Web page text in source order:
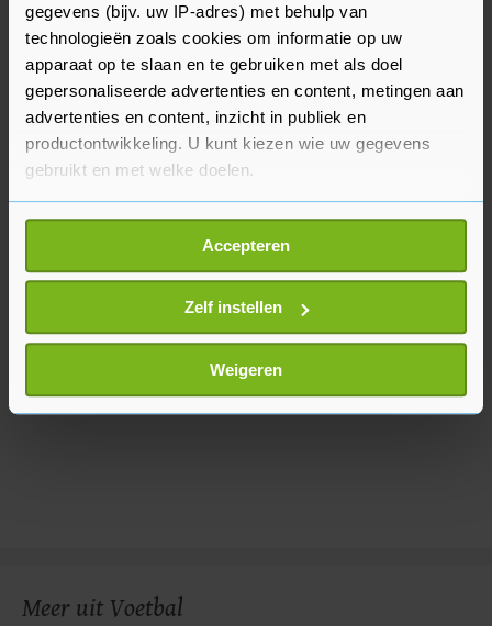
gegevens (bijv. uw IP-adres) met behulp van
technologieën zoals cookies om informatie op uw
apparaat op te slaan en te gebruiken met als doel
gepersonaliseerde advertenties en content, metingen aan
advertenties en content, inzicht in publiek en
productontwikkeling. U kunt kiezen wie uw gegevens
gebruikt en met welke doelen.
Als u het toestaat, willen we ook graag:
Informatie verzamelen over uw geografische
locatie, die tot een paar meter nauwkeurig kan zijn
Uw apparaat identificeren door het actief te
scannen op specifieke eigenschappen (fingerprinting)
Lees meer over hoe uw persoonlijke gegevens worden
verwerkt en stel uw voorkeuren in het
U kunt uw toestemming op elk moment wijzigen of
Accepteren
Zelf instellen
Weigeren
Koploper Ajax heeft in de eredivisie een
voorsprong van zes punten op achtervolger AZ.
Heracles staat zevende.
Meer uit Voetbal